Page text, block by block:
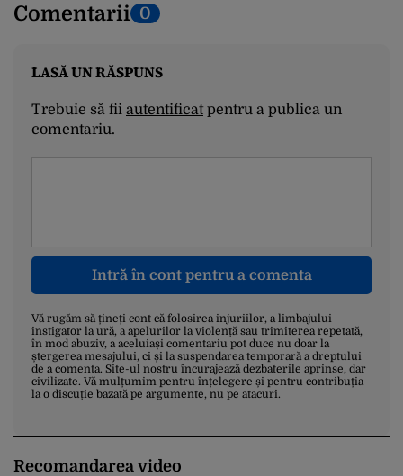
Comentarii 0
LASĂ UN RĂSPUNS
Trebuie să fii autentificatpentru a publica un
comentariu.
Intră în cont pentru a comenta
Vă rugăm să țineți cont că folosirea injuriilor, a limbajului
instigator la ură, a apelurilor la violență sau trimiterea repetată,
în mod abuziv, a aceluiași comentariu pot duce nu doar la
ștergerea mesajului, ci și la suspendarea temporară a dreptului
de a comenta. Site-ul nostru încurajează dezbaterile aprinse, dar
civilizate. Vă mulțumim pentru înțelegere și pentru contribuția
la o discuție bazată pe argumente, nu pe atacuri.
Recomandarea video